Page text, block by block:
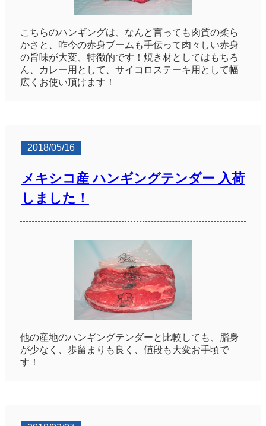
こちらのハンギングは、なんと言っても肉質の柔ら
かさと、昨今の赤身ブームも手伝って肉々しい赤身
の旨味が大変、特徴的です！焼き材としてはもちろ
ん、カレー用として、サイコロステーキ用として幅
広くお使い頂けます！
2018/05/16
メキシコ産 ハンギングテンダー 入荷
しました！
他の産地のハンギングテンダーと比較しても、脂身
が少なく、歩留まりも良く、値段も大変お手頃で
す！